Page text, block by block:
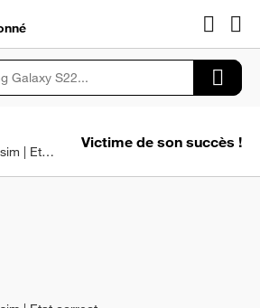
128Go | Violet | Mono sim | Etat correct
Victime de son succès !